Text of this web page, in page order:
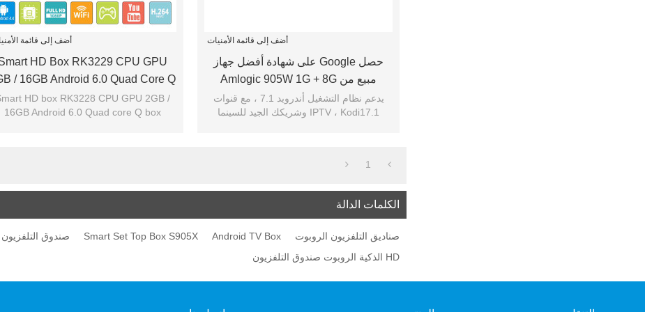
أضف إلى قائمة الأمنيات
حصل Google على شهادة أفضل جهاز
مبيع من Amlogic 905W 1G + 8G
Android 7.1 OTT TV BOXيدعم نظام التشغيل أندرويد 7.1 ، مع قنوات
IPTV ، Kodi17.1 وشريكك الجيد للسينما
أضف إلى قائمة
HD Box RK3229 CPU GPU
/ 16GB Android 6.0 Quad Core Q
Box Android TV Box SR-1803
HD box RK3228 CPU GPU 2GB /
16GB Android 6.0 Quad core Q box
1
الكلمات الدالة
صناديق التلفزيون الروبوت Android TV Box
Smart Set Top Box S905X صندوق
HD الذكية الروبوت صندوق التلفزيون